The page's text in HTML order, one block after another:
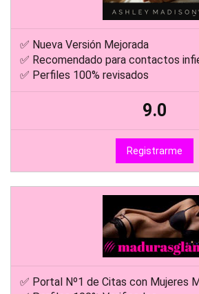
✅ Nueva Versión Mejorada
✅ Recomendado para contactos
✅ Perfiles 100% revisados
9.0
Registrarme
✅ Portal Nº1 de Citas con Mujeres